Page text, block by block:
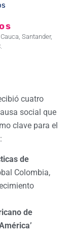
Santander,
cuatro
social que
clave para el
de
Colombia,
de